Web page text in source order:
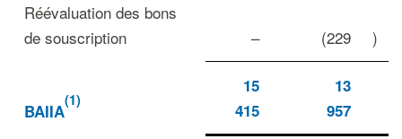
Réévaluation des bons
de souscription
– (229 )
BAIIA
(1)
15
415
13
957